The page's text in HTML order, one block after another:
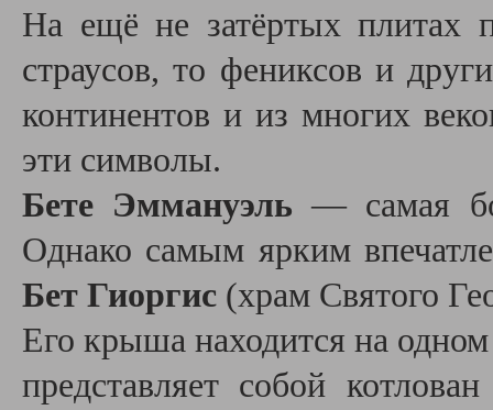
На ещё не затёртых плитах
страусов, то фениксов и
континентов и из многих
эти символы.
Бете Эммануэль — самая
Однако самым ярким
Бет Гиоргис (храм Святого
Его крыша находится на
представляет собой